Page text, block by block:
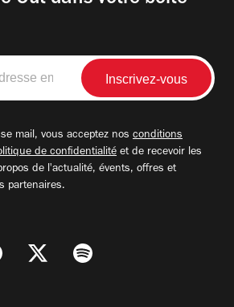
mail, vous acceptez nos conditions
de confidentialité et de recevoir les
de l'actualité, évents, offres et
partenaires.